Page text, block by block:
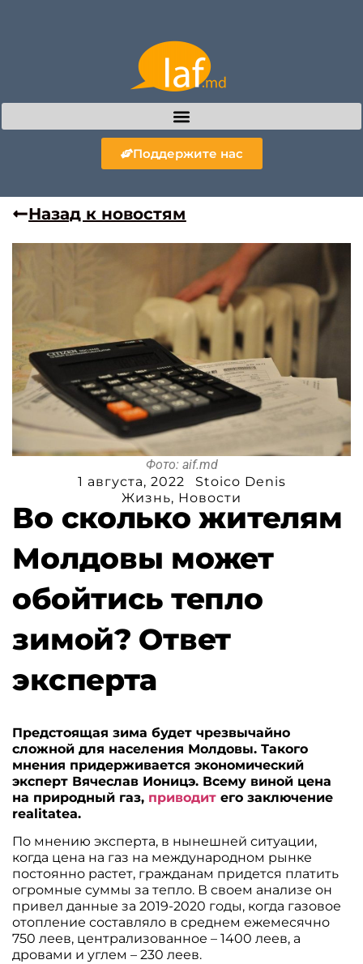
Поддержите нас
Назад к новостям
Фото: aif.md
1 августа, 2022
Stoico Denis
Жизнь, Новости
Во сколько жителям
Молдовы может
обойтись тепло
зимой? Ответ
эксперта
Предстоящая зима будет чрезвычайно
сложной для населения Молдовы. Такого
мнения придерживается экономический
эксперт Вячеслав Ионицэ. Всему виной цена
на природный газ, приводит его заключение
realitatea.
По мнению эксперта, в нынешней ситуации,
когда цена на газ на международном рынке
постоянно растет, гражданам придется платить
огромные суммы за тепло. В своем анализе он
привел данные за 2019-2020 годы, когда газовое
отопление составляло в среднем ежемесячно
750 леев, централизованное – 1400 леев, а
дровами и углем – 230 леев.